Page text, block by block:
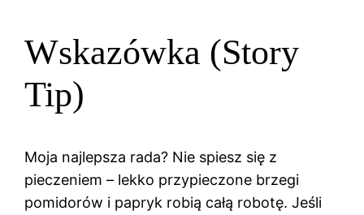
Wskazówka (Story
Tip)
Moja najlepsza rada? Nie spiesz się z
pieczeniem – lekko przypieczone brzegi
pomidorów i papryk robią całą robotę. Jeśli